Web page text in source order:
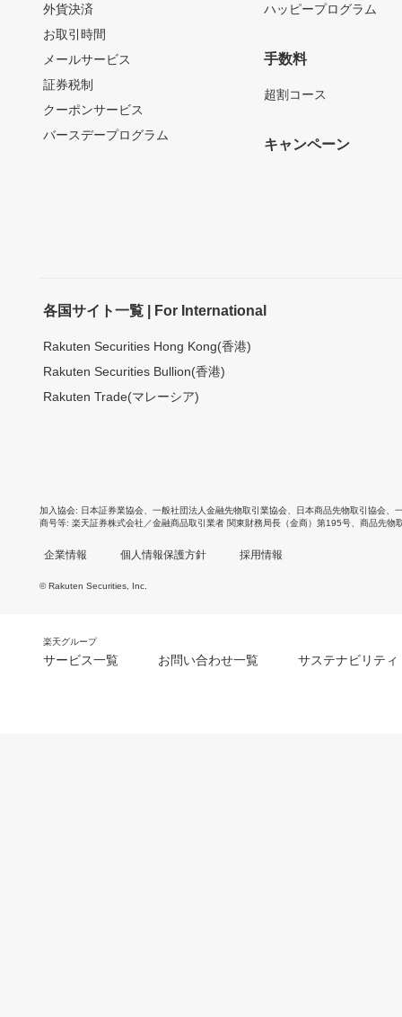
外貨決済
お取引時間
メールサービス
証券税制
クーポンサービス
バースデープログラム
ハッピープログラム
手数料
超割コース
キャンペーン
各国サイト一覧 | For International
Rakuten Securities Hong Kong(香港)
Rakuten Securities Bullion(香港)
Rakuten Trade(マレーシア)
加入協会 日本証券業協会 一般社団法人金融先物取引業協会 日本商品先物取引協会
商号等 楽天証券株式会社／金融商品取引業者 関東財務局長（金商）第195号、商品先物
企業情報 個人情報保護方針 採用情報
© Rakuten Securities, Inc.
楽天グループ
サービス一覧 お問い合わせ一覧 サステナビリティ